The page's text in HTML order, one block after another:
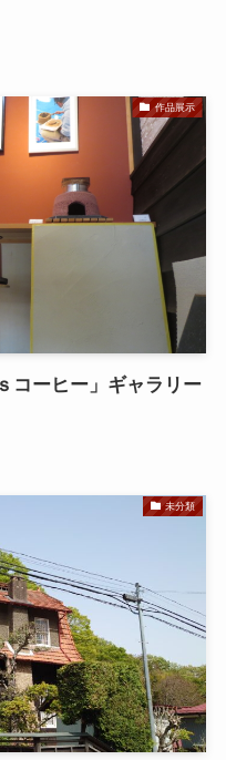
作品展示
コーヒー」ギャラリー
未分類